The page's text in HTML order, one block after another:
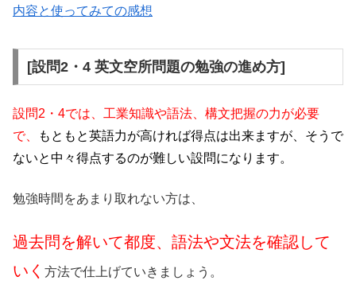
内容と使ってみての感想
[設問2・4 英文空所問題の勉強の進め方]
設問2・4では、工業知識や語法、構文把握の力が必要
で、
もともと英語力が高ければ得点は出来ますが、そうで
ないと中々得点するのが難しい設問になります。
勉強時間をあまり取れない方は、
過去問を解いて都度、語法や文法を確認して
いく 方法で仕上げていきましょう。